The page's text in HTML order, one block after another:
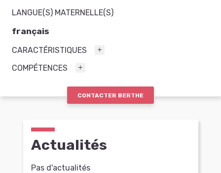
LANGUE(S) MATERNELLE(S)
français
CARACTÉRISTIQUES
COMPÉTENCES
CONTACTER BERTHE
Actualités
Pas d'actualités